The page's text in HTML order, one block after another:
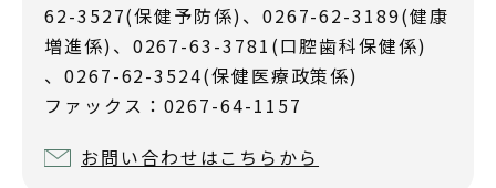
62-3527(保健予防係)、0267-62-3189(健康
増進係)、0267-63-3781(口腔歯科保健係)
、0267-62-3524(保健医療政策係)
ファックス：0267-64-1157
お問い合わせはこちらから